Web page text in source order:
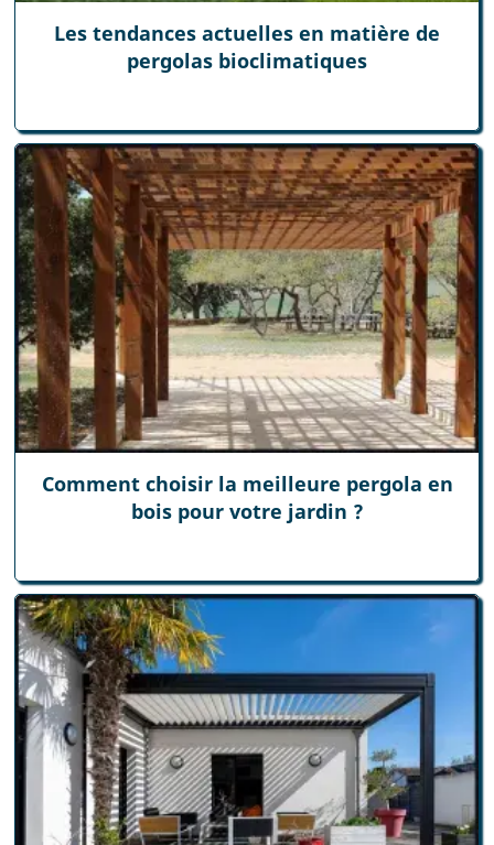
Les tendances actuelles en matière de
pergolas bioclimatiques
Comment choisir la meilleure pergola en
bois pour votre jardin ?